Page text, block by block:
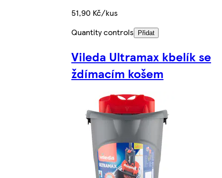
51,90 Kč/kus
Quantity controls
Přidat
Vileda Ultramax kbelík se
ždímacím košem